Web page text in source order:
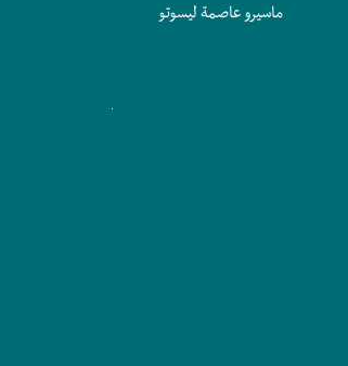
ماسيرو عاصمة ليسوتو